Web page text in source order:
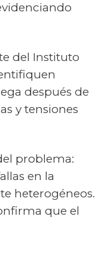
del Instituto
después de
y tensiones
problema:
en la
heterogéneos.
que el